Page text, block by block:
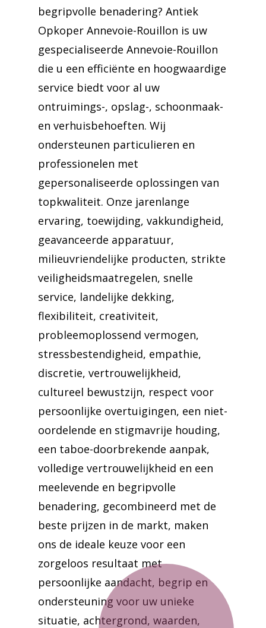
begripvolle benadering? Antiek
Opkoper Annevoie-Rouillon is uw
gespecialiseerde Annevoie-Rouillon
die u een efficiënte en hoogwaardige
service biedt voor al uw
ontruimings-, opslag-, schoonmaak-
en verhuisbehoeften. Wij
ondersteunen particulieren en
professionelen met
gepersonaliseerde oplossingen van
topkwaliteit. Onze jarenlange
ervaring, toewijding, vakkundigheid,
geavanceerde apparatuur,
milieuvriendelijke producten, strikte
veiligheidsmaatregelen, snelle
service, landelijke dekking,
flexibiliteit, creativiteit,
probleemoplossend vermogen,
stressbestendigheid, empathie,
discretie, vertrouwelijkheid,
cultureel bewustzijn, respect voor
persoonlijke overtuigingen, een niet-
oordelende en stigmavrije houding,
een taboe-doorbrekende aanpak,
volledige vertrouwelijkheid en een
meelevende en begripvolle
benadering, gecombineerd met de
beste prijzen in de markt, maken
ons de ideale keuze voor een
zorgeloos resultaat met
persoonlijke aandacht, begrip en
ondersteuning voor uw unieke
situatie, achtergrond, waarden,